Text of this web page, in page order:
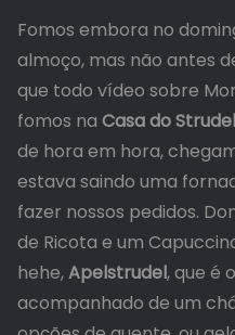
Fomos embora no
almoço, mas não antes
que todo vídeo sobre
fomos na Casa do Strudel
de hora em hora,
estava saindo uma
fazer nossos pedidos.
de Ricota e um
hehe,Apelstrudel, que é
acompanhado de um